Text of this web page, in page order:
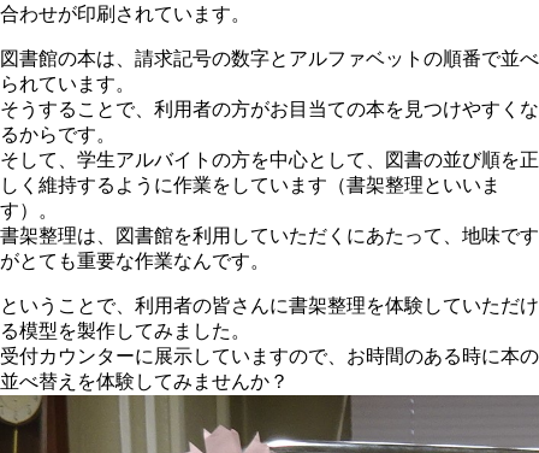
合わせが印刷されています。
図書館の本は、請求記号の数字とアルファベットの順番で並べ
られています。
そうすることで、利用者の方がお目当ての本を見つけやすくな
るからです。
そして、学生アルバイトの方を中心として、図書の並び順を正
しく維持するように作業をしています（書架整理といいま
す）。
書架整理は、図書館を利用していただくにあたって、地味です
がとても重要な作業なんです。
ということで、利用者の皆さんに書架整理を体験していただけ
る模型を製作してみました。
受付カウンターに展示していますので、お時間のある時に本の
並べ替えを体験してみませんか？